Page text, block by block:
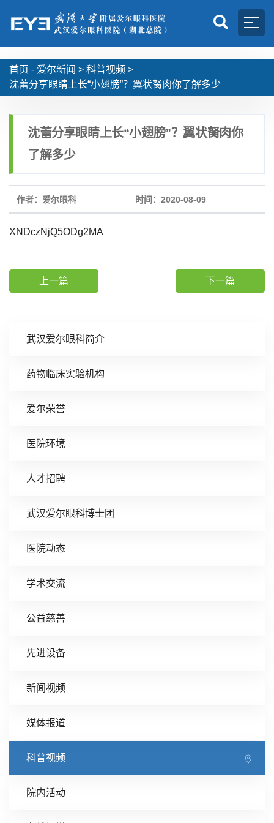
首页 - 爱尔新闻 > 科普视频 >
沈蕾分享眼睛上长“小翅膀”？翼状胬肉你了解多少
武汉爱尔眼科简介
药物临床实验机构
爱尔荣誉
医院环境
人才招聘
武汉爱尔眼科博士团
医院动态
学术交流
公益慈善
先进设备
新闻视频
媒体报道
科普视频
院内活动
沈蕾分享眼睛上长“小翅膀”？翼状胬肉你
了解多少
作者：爱尔眼科 时间：2020-08-09
XNDczNjQ5ODg2MA
上一篇 下一篇